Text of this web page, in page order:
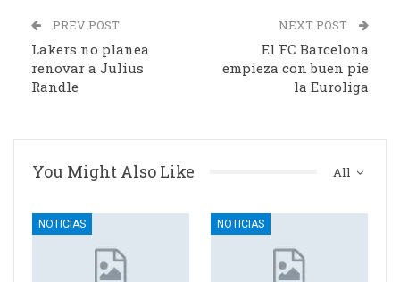
PREV POST
Lakers no planea
renovar a Julius
Randle
NEXT POST
El FC Barcelona
empieza con buen pie
la Euroliga
All
You Might Also Like
NOTICIAS NOTICIAS